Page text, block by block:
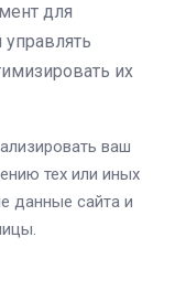
для
их
ваш
тех или иных
данные сайта и